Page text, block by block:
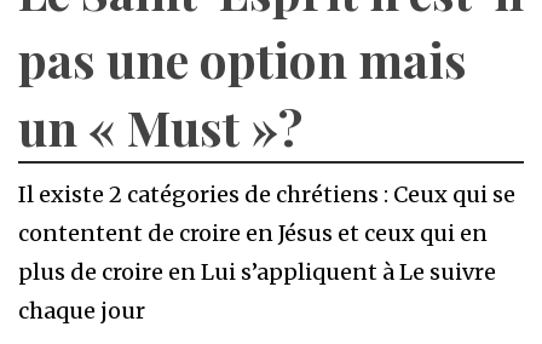
pas une option mais
un « Must »?
Il existe 2 catégories de chrétiens : Ceux qui se
contentent de croire en Jésus et ceux qui en
plus de croire en Lui s’appliquent à Le suivre
chaque jour